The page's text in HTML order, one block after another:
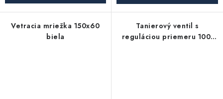
Vetracia mriežka 150x60
biela
Tanierový ventil s
reguláciou priemeru 100,